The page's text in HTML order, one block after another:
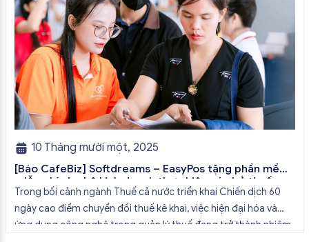
10 Tháng mười một, 2025
[Báo CafeBiz] Softdreams – EasyPos tặng phần mềm
miễn phí cho hộ kinh doanh thực hiện xóa bỏ thuế
khoán
Trong bối cảnh ngành Thuế cả nước triển khai Chiến dịch 60
ngày cao điểm chuyển đổi thuế kê khai, việc hiện đại hóa và
ứng dụng công nghệ trong quản lý thuế đang trở thành nhiệm